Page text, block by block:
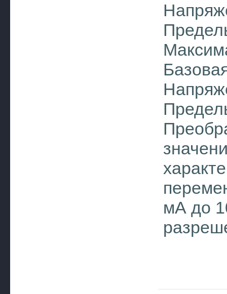
мА до